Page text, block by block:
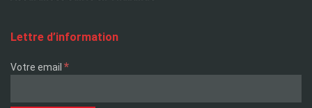
Lettre d’information
Votre email *